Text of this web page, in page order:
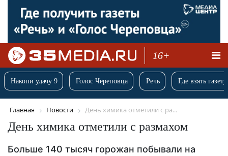
16+
Накопи удачу 9 Голос Череповца Речь Где взять
Главная Новости День химика отметили с ра...
День химика отметили с размахом
Больше 140 тысяч горожан побывали на